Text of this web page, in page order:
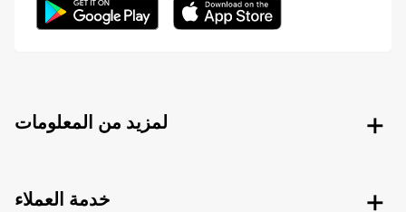
لمزيد من المعلومات
خدمة العملاء